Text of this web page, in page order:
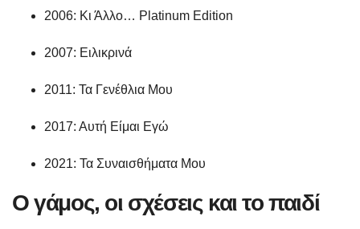
2006: Κι Άλλο… Platinum Edition
2007: Ειλικρινά
2011: Τα Γενέθλια Μου
2017: Αυτή Είμαι Εγώ
2021: Τα Συναισθήματα Μου
Ο γάμος, οι σχέσεις και το παιδί